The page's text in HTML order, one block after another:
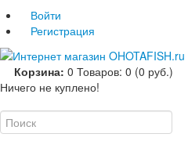
Войти
Регистрация
Корзина: 0 Товаров: 0 (0 руб.)
Ничего не куплено!